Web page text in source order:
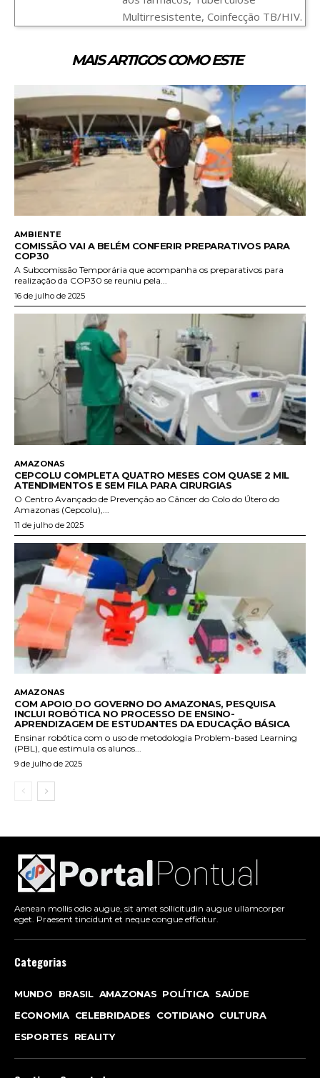
Multirresistente, Coinfecção TB/HIV.
MAIS ARTIGOS COMO ESTE
AMBIENTE
COMISSÃO VAI A BELÉM CONFERIR PREPARATIVOS PARA
COP30
A Subcomissão Temporária que acompanha os preparativos para
realização da COP30 se reuniu pela...
16 de julho de 2025
AMAZONAS
CEPCOLU COMPLETA QUATRO MESES COM QUASE 2 MIL
ATENDIMENTOS E SEM FILA PARA CIRURGIAS
O Centro Avançado de Prevenção ao Câncer do Colo do Útero do
Amazonas (Cepcolu),...
11 de julho de 2025
AMAZONAS
COM APOIO DO GOVERNO DO AMAZONAS, PESQUISA
INCLUI ROBÓTICA NO PROCESSO DE ENSINO-
APRENDIZAGEM DE ESTUDANTES DA EDUCAÇÃO BÁSICA
Ensinar robótica com o uso de metodologia Problem-based Learning
(PBL), que estimula os alunos...
9 de julho de 2025
Aenean mollis odio augue, sit amet sollicitudin augue ullamcorper
eget. Praesent tincidunt et neque congue efficitur.
Categorias
MUNDO BRASIL AMAZONAS POLÍTICA SAÚDE
ECONOMIA CELEBRIDADES COTIDIANO CULTURA
ESPORTES
REALITY